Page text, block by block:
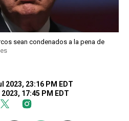
sean condenados a la pena de
2023, 23:16 PM EDT
2023, 17:45 PM EDT